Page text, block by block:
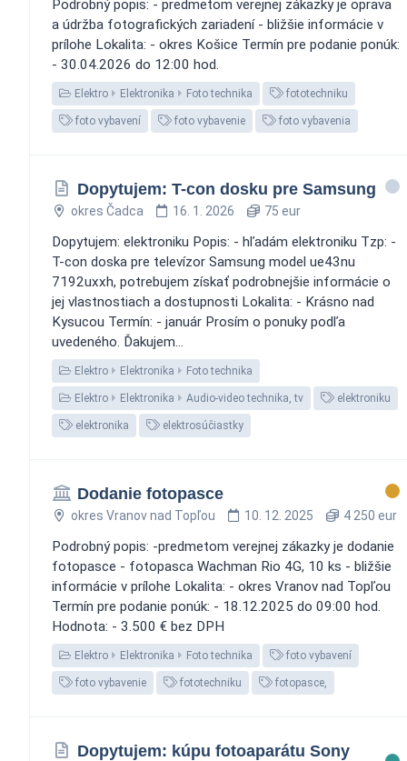
Podrobný popis: - predmetom verejnej zákazky je oprava
a údržba fotografických zariadení - bližšie informácie v
prílohe Lokalita: - okres Košice Termín pre podanie ponúk:
- 30.04.2026 do 12:00 hod.
Elektro Elektronika Foto technika fototechniku
foto vybavení foto vybavenie foto vybavenia
Dopytujem: T-con dosku pre Samsung
okres Čadca 16. 1. 2026 75 eur
Dopytujem: elektroniku Popis: - hľadám elektroniku Tzp: -
T-con doska pre televízor Samsung model ue43nu
7192uxxh, potrebujem získať podrobnejšie informácie o
jej vlastnostiach a dostupnosti Lokalita: - Krásno nad
Kysucou Termín: - január Prosím o ponuky podľa
uvedeného. Ďakujem...
Elektro Elektronika Foto technika
Elektro Elektronika Audio-video technika, tv elektroniku
elektronika elektrosúčiastky
Dodanie fotopasce
okres Vranov nad Topľou 10. 12. 2025 4 250 eur
Podrobný popis: -predmetom verejnej zákazky je dodanie
fotopasce - fotopasca Wachman Rio 4G, 10 ks - bližšie
informácie v prílohe Lokalita: - okres Vranov nad Topľou
Termín pre podanie ponúk: - 18.12.2025 do 09:00 hod.
Hodnota: - 3.500 € bez DPH
Elektro Elektronika Foto technika foto vybavení
foto vybavenie fototechniku fotopasce,
Dopytujem: kúpu fotoaparátu Sony